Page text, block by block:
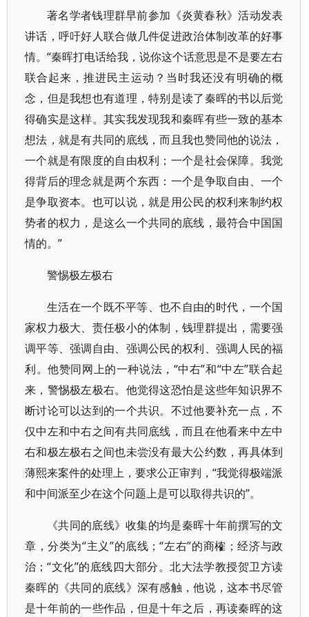
著名学者钱理群早前参加《炎黄春秋》活动发表
讲话，呼吁好人联合做几件促进政治体制改革的好事
情。“秦晖打电话给我，说你这个话意思是不是要左右
联合起来，推进民主运动？当时我还没有明确的概
念，但是我想也有道理，特别是读了秦晖的书以后觉
得确实是这样。其实我发现我和秦晖有些一致的基本
想法，就是有共同的底线，而且我也赞同他的说法，
一个就是有限度的自由权利；一个是社会保障。我觉
得背后的理念就是两个东西：一个是争取自由、一个
是争取资本。也可以说，就是用公民的权利来制约权
势者的权力，是这么一个共同的底线，最符合中国国
情的。”
警惕极左极右
生活在一个既不平等、也不自由的时代，一个国
家权力极大、责任极小的体制，钱理群提出，需要强
调平等、强调自由、强调公民的权利、强调人民的福
利。他赞同网上的一种说法，“中右”和“中左”联合起
来，警惕极左极右。他觉得这恐怕是这些年知识界不
断讨论可以达到的一个共识。不过他要补充一点，不
仅中左和中右之间有共同底线，而且在他看来中左中
右和极左极右之间也未尝没有最大公约数，再具体到
薄熙来案件的处理上，要求公正审判，“我觉得极端派
和中间派至少在这个问题上是可以取得共识的”。
《共同的底线》收集的均是秦晖十年前撰写的文
章，分类为“主义”的底线；“左右”的商榷；经济与政
治；“文化”的底线四大部分。北大法学教授贺卫方读
秦晖的《共同的底线》深有感触，他说，这本书尽管
是十年前的一些作品，但是十年之后，再读秦晖的这